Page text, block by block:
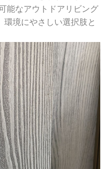
能なアウトドアリビング
環境にやさしい選択肢と